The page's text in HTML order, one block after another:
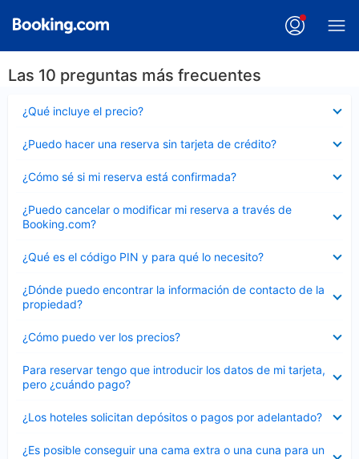
Las 10 preguntas más frecuentes
¿Qué incluye el precio?
cerrado
¿Puedo hacer una reserva sin tarjeta de crédito?
cerrado
¿Cómo sé si mi reserva está confirmada?
cerrado
¿Puedo cancelar o modificar mi reserva a través de
Booking.com?
cerrado
¿Qué es el código PIN y para qué lo necesito?
cerrado
¿Dónde puedo encontrar la información de contacto de la
propiedad?
cerrado
¿Cómo puedo ver los precios?
cerrado
Para reservar tengo que introducir los datos de mi tarjeta,
pero ¿cuándo pago?
cerrado
¿Los hoteles solicitan depósitos o pagos por adelantado?
cerrado
¿Es posible conseguir una cama extra o una cuna para un
cerrado